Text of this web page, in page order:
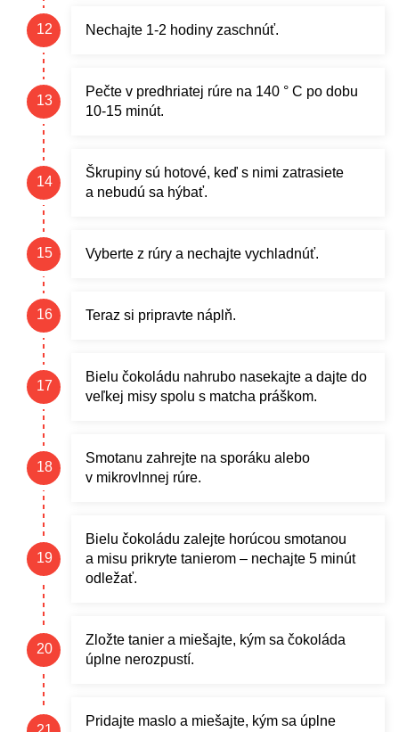
Nechajte 1-2 hodiny zaschnúť.
Pečte v predhriatej rúre na 140 ° C po dobu
10-15 minút.
Škrupiny sú hotové, keď s nimi zatrasiete
a nebudú sa hýbať.
Vyberte z rúry a nechajte vychladnúť.
Teraz si pripravte náplň.
Bielu čokoládu nahrubo nasekajte a dajte do
veľkej misy spolu s matcha práškom.
Smotanu zahrejte na sporáku alebo
v mikrovlnnej rúre.
Bielu čokoládu zalejte horúcou smotanou
a misu prikryte tanierom – nechajte 5 minút
odležať.
Zložte tanier a miešajte, kým sa čokoláda
úplne nerozpustí.
Pridajte maslo a miešajte, kým sa úplne